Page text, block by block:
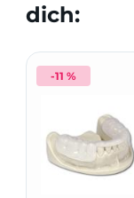
dich:
-11 %